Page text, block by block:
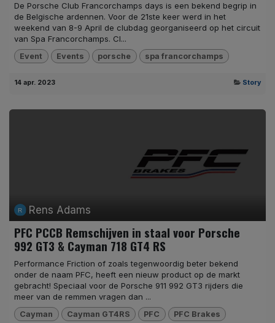
De Porsche Club Francorchamps days is een bekend begrip in
de Belgische ardennen. Voor de 21ste keer werd in het
weekend van 8-9 April de clubdag georganiseerd op het circuit
van Spa Francorchamps. Cl...
Event Events porsche spa francorchamps
14 apr. 2023 Story
Rens Adams
PFC PCCB Remschijven in staal voor Porsche
992 GT3 & Cayman 718 GT4 RS
Performance Friction of zoals tegenwoordig beter bekend
onder de naam PFC, heeft een nieuw product op de markt
gebracht! Speciaal voor de Porsche 911 992 GT3 rijders die
meer van de remmen vragen dan ...
Cayman Cayman GT4RS PFC PFC Brakes